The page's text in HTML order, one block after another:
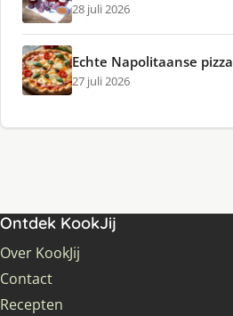
28 juli 2026
Echte Napolitaanse pizza
27 juli 2026
Ontdek KookJij
Over KookJij
Contact
Recepten